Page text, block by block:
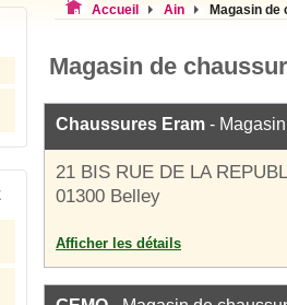
Accueil Ain Magasin
Magasin de
Chaussures Eram -
21 BIS RUE DE LA
01300 Belley
Afficher les détails